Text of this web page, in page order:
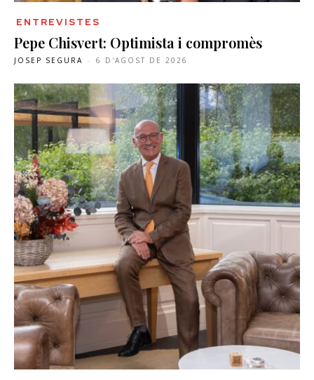
ENTREVISTES
Pepe Chisvert: Optimista i compromès
JOSEP SEGURA - 6 D'AGOST DE 2026